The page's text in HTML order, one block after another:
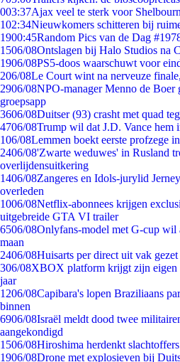
003:37Ajax veel te sterk voor
102:34Nieuwkomers schitteren bij
1900:45Random Pics van de Dag
1506/08Ontslagen bij Halo Studios na
1906/08PS5-doos waarschuwt voor
206/08Le Court wint na nerveuze
2906/08NPO-manager Menno de Boer
groepsapp
3606/08Duitser (93) crasht met quad
4706/08Trump wil dat J.D. Vance hem
106/08Lemmen boekt eerste profzege
2406/08'Zwarte weduwes' in Rusland
overlijdensuitkering
1406/08Zangeres en Idols-jurylid
overleden
1006/08Netflix-abonnees krijgen
uitgebreide GTA VI trailer
6506/08Onlyfans-model met G-cup wil
maan
2406/08Huisarts per direct uit vak
306/08XBOX platform krijgt zijn eigen
jaar
1206/08Capibara's lopen Braziliaans
binnen
6906/08Israël meldt dood twee
aangekondigd
1506/08Hiroshima herdenkt
1906/08Drone met explosieven bij